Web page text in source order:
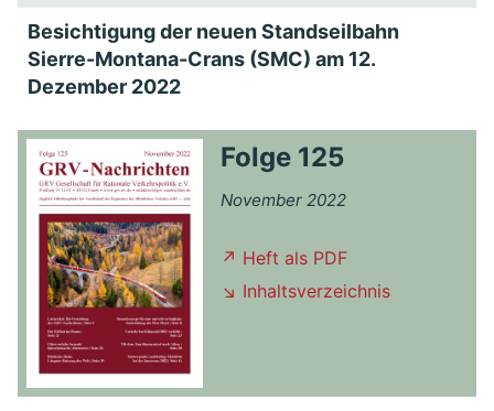
Besichtigung der neuen Standseilbahn
Sierre-Montana-Crans (SMC) am 12.
Dezember 2022
Folge 125
November 2022
↗ Heft als PDF
↘ Inhaltsverzeichnis